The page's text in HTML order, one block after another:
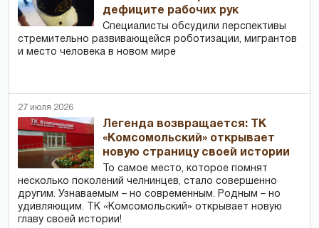
дефиците рабочих рук
Специалисты обсудили перспективы
стремительно развивающейся роботизации, мигрантов
и место человека в новом мире
27 июля 2026
Легенда возвращается: ТК
«Комсомольский» открывает
новую страницу своей истории
То самое место, которое помнят
несколько поколений челнинцев, стало совершенно
другим. Узнаваемым – но современным. Родным – но
удивляющим. ТК «Комсомольский» открывает новую
главу своей истории!